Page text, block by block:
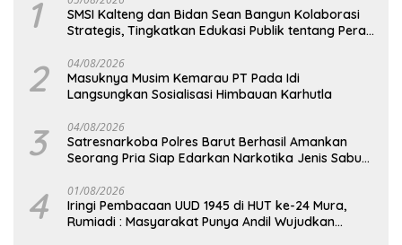
1
SMSI Kalteng dan Bidan Sean Bangun Kolaborasi
Strategis, Tingkatkan Edukasi Publik tentang Peran
2 04/08/2026
Masuknya Musim Kemarau PT Pada Idi
Langsungkan Sosialisasi Himbauan Karhutla
3 04/08/2026
Satresnarkoba Polres Barut Berhasil Amankan
Seorang Pria Siap Edarkan Narkotika Jenis Sabu
4 01/08/2026
Iringi Pembacaan UUD 1945 di HUT ke-24 Mura,
Rumiadi : Masyarakat Punya Andil Wujudkan